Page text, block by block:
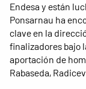
Endesa y están
Ponsarnau ha
clave en la
finalizadores bajo
aportación de
Rabaseda,